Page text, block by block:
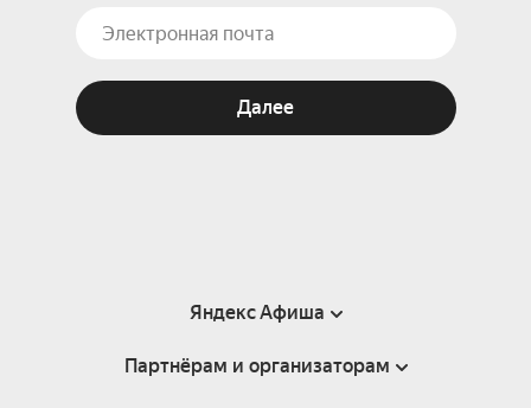
Далее
Яндекс Афиша
Справка
Партнёрам и организаторам